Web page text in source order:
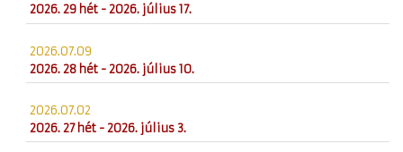
2026. 29 hét - 2026. július 17.
2026.07.09
2026. 28 hét - 2026. július 10.
2026.07.02
2026. 27 hét - 2026. július 3.